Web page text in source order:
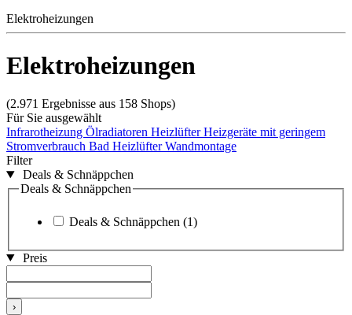
Elektroheizungen
Elektroheizungen
(2.971 Ergebnisse aus 158 Shops)
Für Sie ausgewählt
Infrarotheizung Ölradiatoren HeizlüfterHeizgeräte mit geringem
Stromverbrauch Bad Heizlüfter Wandmontage
Filter
Deals & Schnäppchen
Deals & Schnäppchen
Deals & Schnäppchen (1)
Preis
›